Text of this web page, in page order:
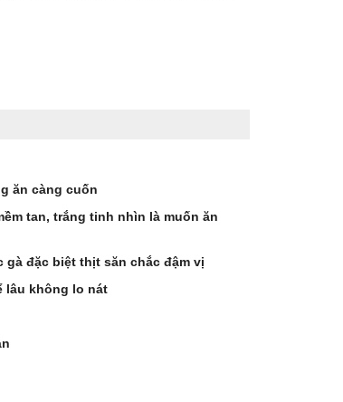
ăn càng cuốn
tan, trắng tinh nhìn là muốn ăn
đặc biệt thịt săn chắc đậm vị
lâu không lo nát